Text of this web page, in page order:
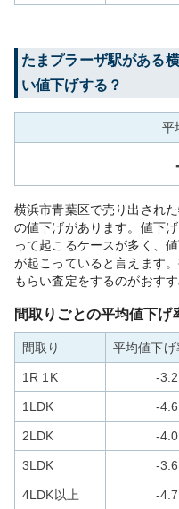
たまプラーザ駅がある
い値下げする？
平
横浜市青葉区で売り出され
の値下げがあります。値下
って起こるケースが多く、
が起こっていると言えます
もらい査定をするのがおすす
間取りごとの平均値下げ
間取り 平均値下げ
1R 1K -3.2
1LDK -4.6
2LDK -4.0
3LDK -3.6
4LDK以上 -4.7